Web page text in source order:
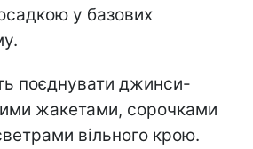
у базових
поєднувати джинси-
жакетами, сорочками
вільного крою.